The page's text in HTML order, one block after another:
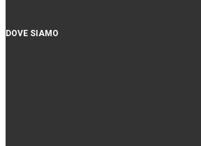
DOVE SIAMO